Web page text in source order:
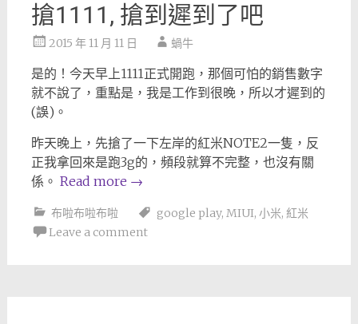
搶1111, 搶到遲到了吧
2015 年 11 月 11 日 蝸牛
是的！今天早上1111正式開跑，那個可怕的銷售數字
就不說了，重點是，我是工作到很晚，所以才遲到的
(誤)。
昨天晚上，先搶了一下左岸的紅米NOTE2一隻，反
正我拿回來是跑3g的，頻段就算不完整，也沒有關
係。 Read more →
布啦布啦布啦 google play, MIUI, 小米, 紅米
Leave a comment